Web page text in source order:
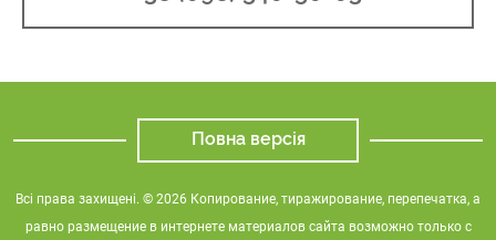
Повна версія
Всі права захищені. © 2026 Копирование, тиражирование, перепечатка, а
равно размещение в интернете материалов сайта возможно только с